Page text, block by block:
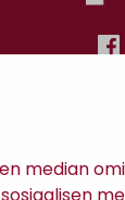
median